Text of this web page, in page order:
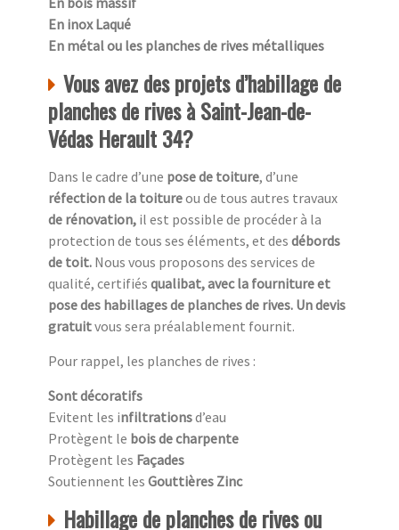
En inox Laqué
En métal ou les planches de rives métalliques
Vous avez des projets d’habillage de
planches de rives à Saint-Jean-de-
Védas Herault 34?
Dans le cadre d’une pose de toiture, d’une
réfection de la toitureou de tous autres travaux
de rénovation, il est possible de procéder à la
protection de tous ses éléments, et des débords
de toit. Nous vous proposons des services de
qualité, certifiés qualibat, avec la fourniture et
pose des habillages de planches de rives. Un devis
gratuitvous sera préalablement fournit.
Pour rappel, les planches de rives :
Sont décoratifs
Evitent les infiltrationsd’eau
Protègent le bois de charpente
Protègent les Façades
Soutiennent les Gouttières Zinc
Habillage de planches de rives ou